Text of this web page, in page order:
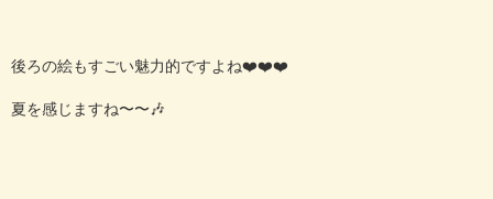
後ろの絵もすごい魅力的ですよね❤️❤️❤️
夏を感じますね〜〜🎶